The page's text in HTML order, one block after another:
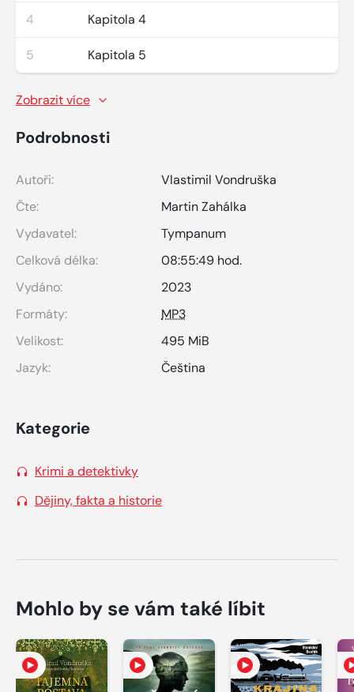
4 Kapitola 4
5 Kapitola 5
Zobrazit více
Podrobnosti
Autoři:
Vlastimil Vondruška
Čte:
Martin Zahálka
Vydavatel:
Tympanum
Celková délka:
08:55:49 hod.
Vydáno:
2023
Formáty:
MP3
Velikost:
495 MiB
Jazyk:
Čeština
Kategorie
Krimi a detektivky
Dějiny, fakta a historie
Mohlo by se vám také líbit